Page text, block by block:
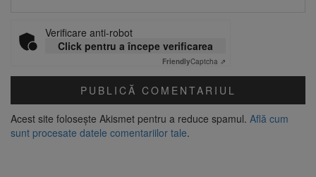
Verificare anti-robot
Click pentru a începe verificarea
FriendlyCaptcha ⇗
Acest site folosește Akismet pentru a reduce spamul. Află cum
sunt procesate datele comentariilor tale.